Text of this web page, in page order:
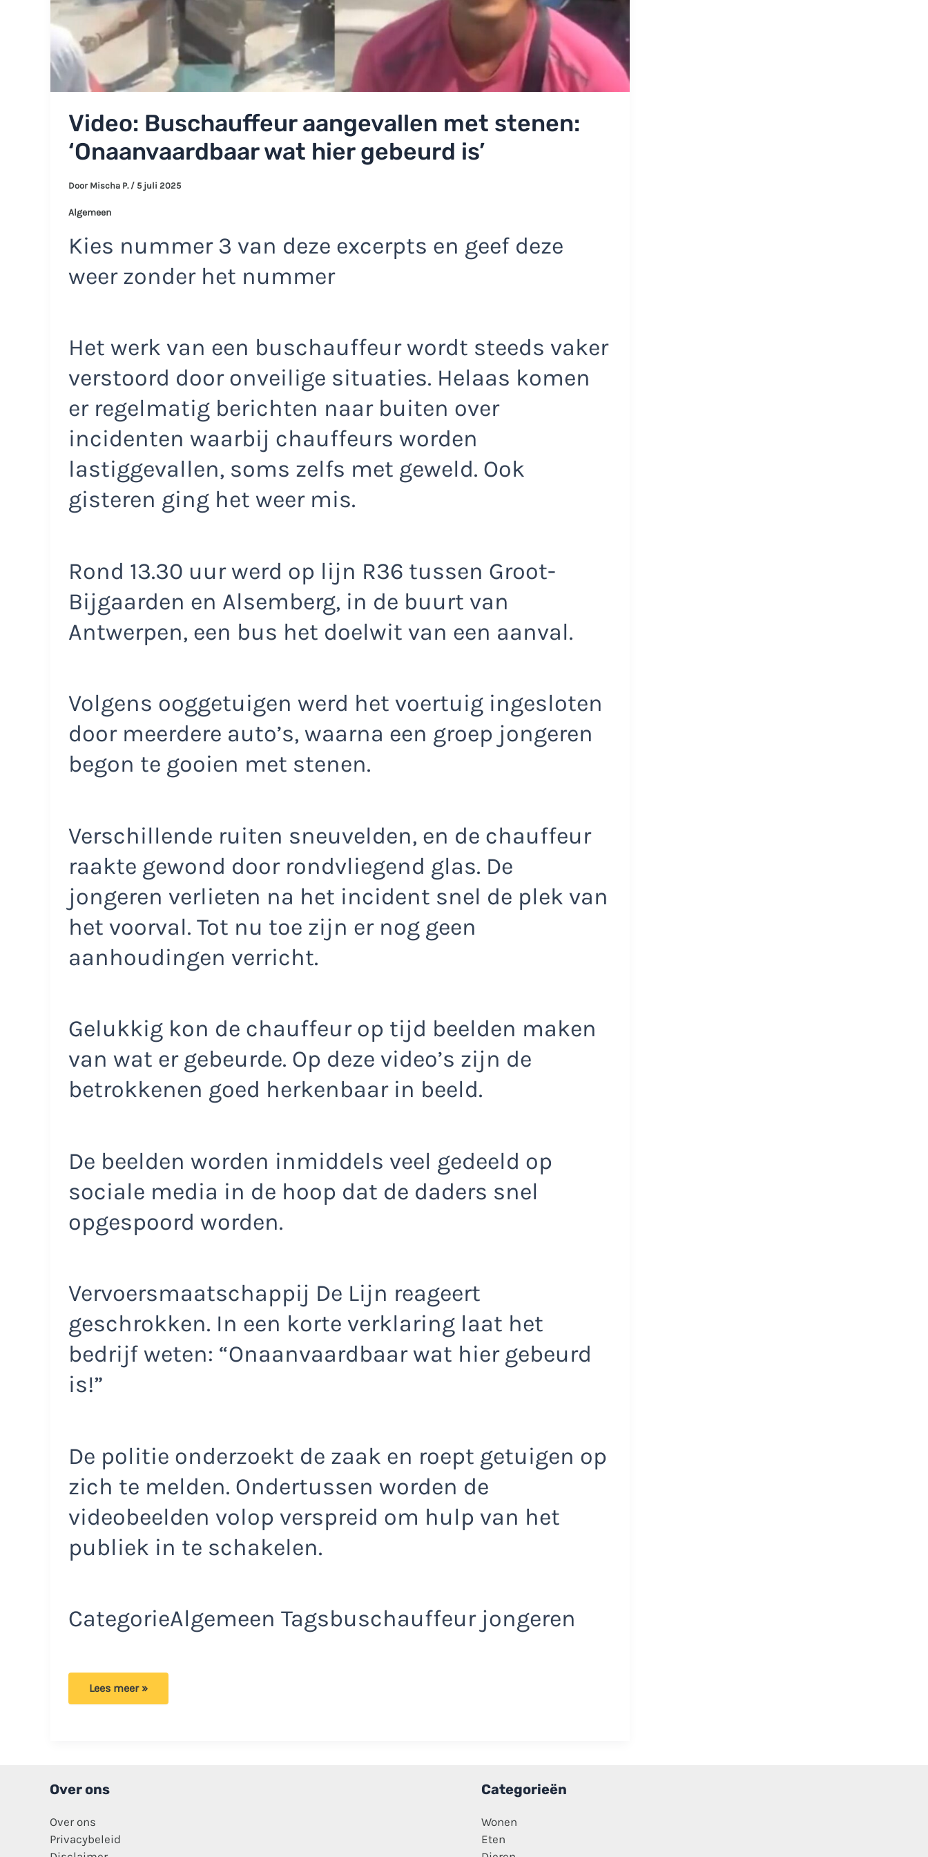
Video: Buschauffeur aangevallen met stenen:
‘Onaanvaardbaar wat hier gebeurd is’
Door Mischa P. / 5 juli 2025
Algemeen
Kies nummer 3 van deze excerpts en geef deze
weer zonder het nummer
Het werk van een buschauffeur wordt steeds vaker
verstoord door onveilige situaties. Helaas komen
er regelmatig berichten naar buiten over
incidenten waarbij chauffeurs worden
lastiggevallen, soms zelfs met geweld. Ook
gisteren ging het weer mis.
Rond 13.30 uur werd op lijn R36 tussen Groot-
Bijgaarden en Alsemberg, in de buurt van
Antwerpen, een bus het doelwit van een aanval.
Volgens ooggetuigen werd het voertuig ingesloten
door meerdere auto’s, waarna een groep jongeren
begon te gooien met stenen.
Verschillende ruiten sneuvelden, en de chauffeur
raakte gewond door rondvliegend glas. De
jongeren verlieten na het incident snel de plek van
het voorval. Tot nu toe zijn er nog geen
aanhoudingen verricht.
Gelukkig kon de chauffeur op tijd beelden maken
van wat er gebeurde. Op deze video’s zijn de
betrokkenen goed herkenbaar in beeld.
De beelden worden inmiddels veel gedeeld op
sociale media in de hoop dat de daders snel
opgespoord worden.
Vervoersmaatschappij De Lijn reageert
geschrokken. In een korte verklaring laat het
bedrijf weten: “Onaanvaardbaar wat hier gebeurd
is!”
De politie onderzoekt de zaak en roept getuigen op
zich te melden. Ondertussen worden de
videobeelden volop verspreid om hulp van het
publiek in te schakelen.
CategorieAlgemeen Tagsbuschauffeur jongeren
Video:
is’
Lees meer »
Over ons
Over ons
Privacybeleid
Categorieën
Wonen
Eten